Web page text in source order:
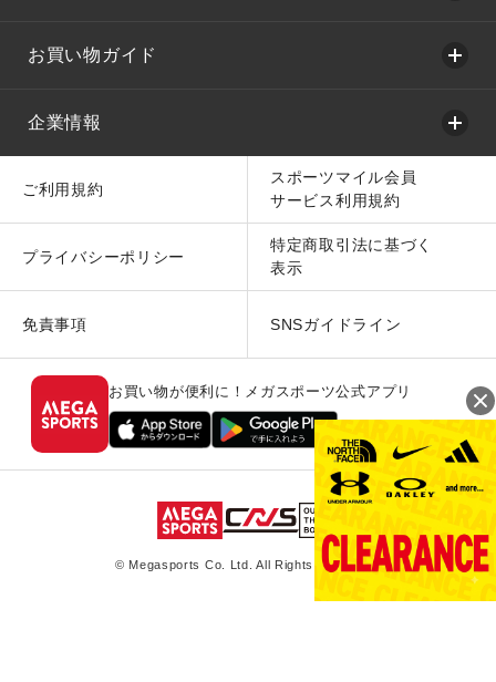
お買い物ガイド
企業情報
ご利用規約
スポーツマイル会員
サービス利用規約
プライバシーポリシー
特定商取引法に基づく
表示
免責事項 SNSガイドライン
お買い物が便利に！メガスポーツ公式アプリ
© Megasports Co. Ltd. All Rights Reserved.